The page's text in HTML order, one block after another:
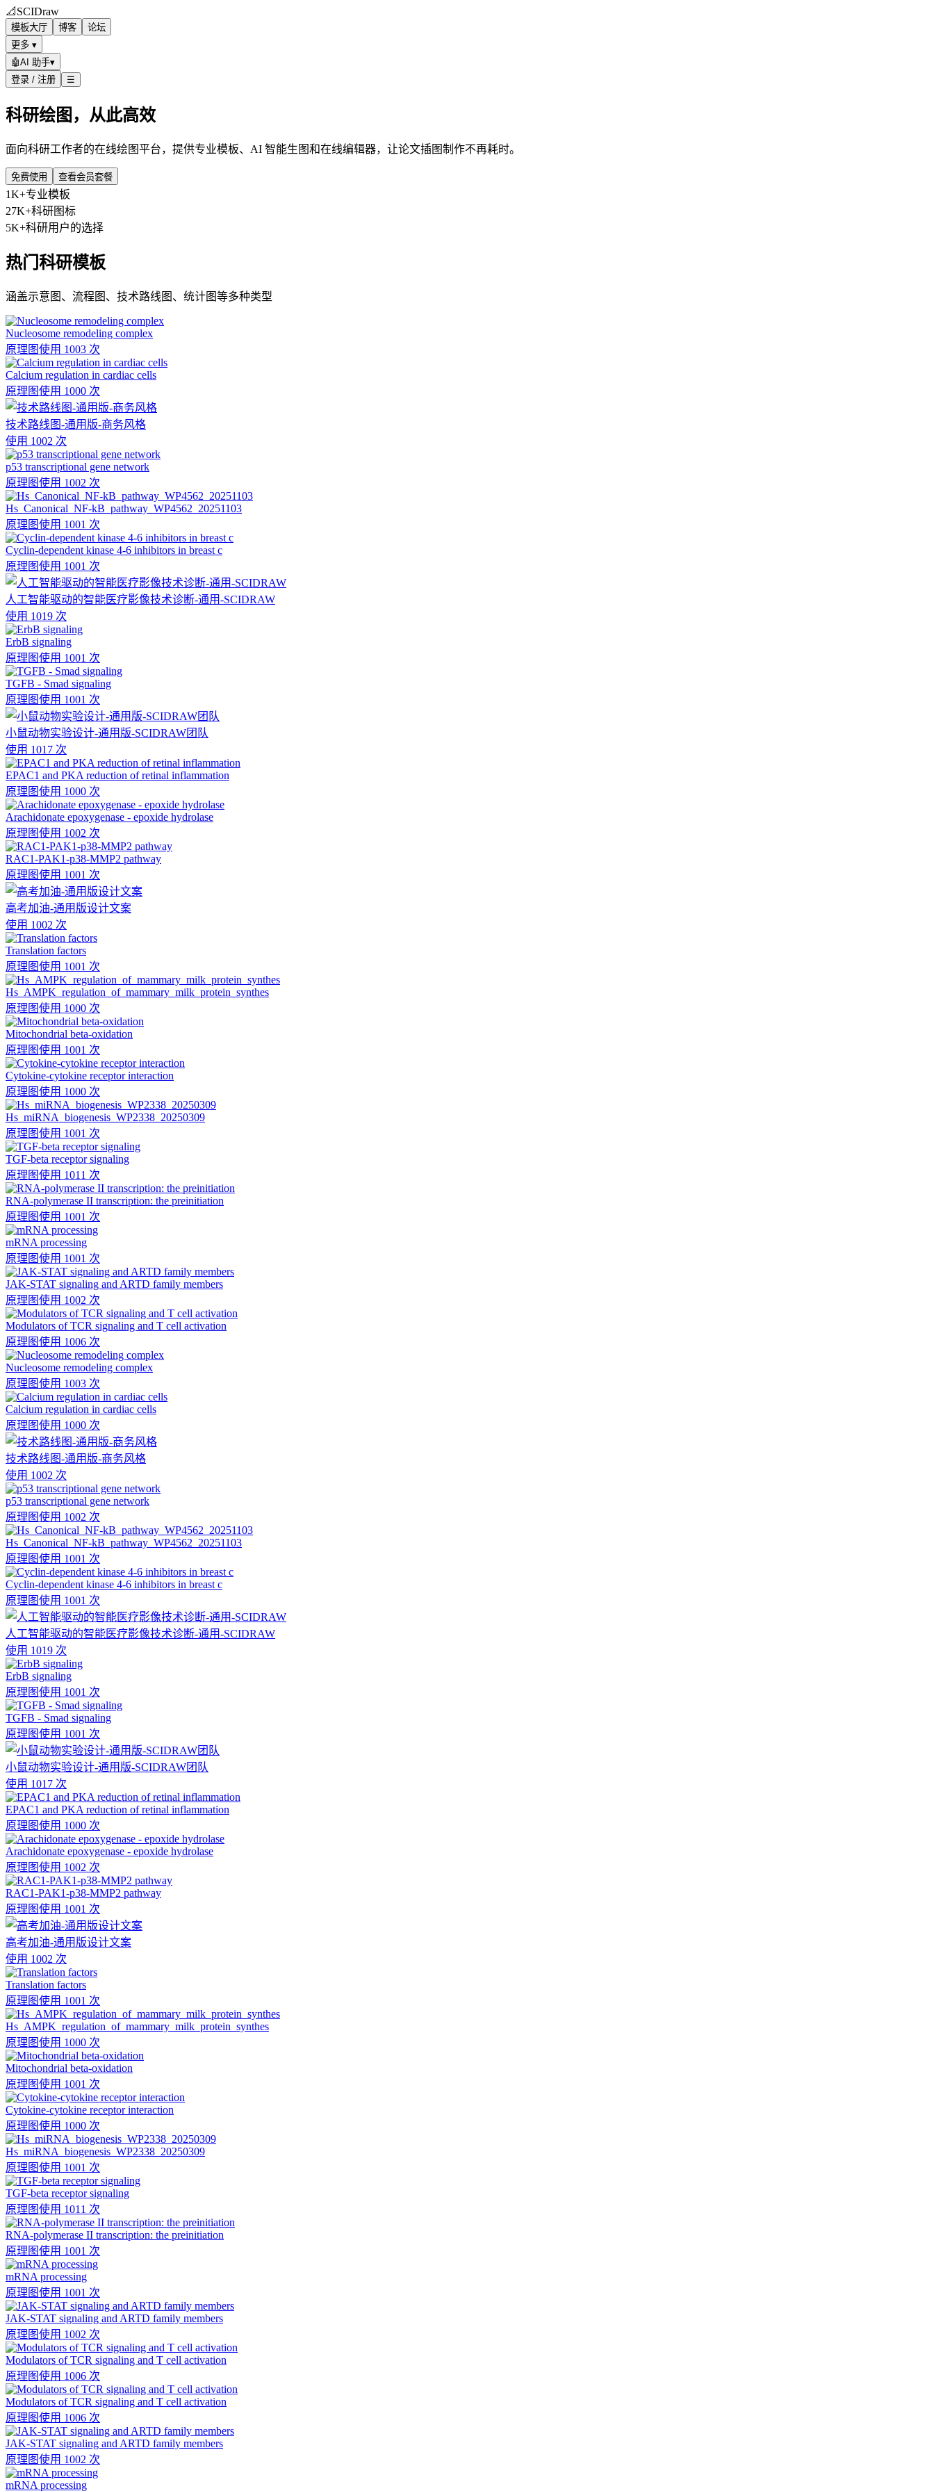
📐 SCIDraw
模板大厅 博客
论坛
更多 ▾
🤖AI 助手▾
登录 / 注册
☰
科研绘图，从此高效
面向科研工作者的在线绘图平台，提供专业模板、AI 智能生图和在线编辑器，让论文插图制作不再耗时。
免费使用 查看会员套餐
1K+专业模板
27K+科研图标
5K+科研用户的选择
热门科研模板
涵盖示意图、流程图、技术路线图、统计图等多种类型
Nucleosome remodeling complex
原理图使用 1003 次
Calcium regulation in cardiac cells
原理图使用 1000 次
技术路线图-通用版-商务风格
使用 1002 次
p53 transcriptional gene network
原理图使用 1002 次
Hs_Canonical_NF-kB_pathway_WP4562_20251103
原理图使用 1001 次
Cyclin-dependent kinase 4-6 inhibitors in breast c
原理图使用 1001 次
人工智能驱动的智能医疗影像技术诊断-通用-SCIDRAW
使用 1019 次
ErbB signaling
原理图使用 1001 次
TGFB - Smad signaling
原理图使用 1001 次
小鼠动物实验设计-通用版-SCIDRAW团队
使用 1017 次
EPAC1 and PKA reduction of retinal inflammation
原理图使用 1000 次
Arachidonate epoxygenase - epoxide hydrolase
原理图使用 1002 次
RAC1-PAK1-p38-MMP2 pathway
原理图使用 1001 次
高考加油-通用版设计文案
使用 1002 次
Translation factors
原理图使用 1001 次
Hs_AMPK_regulation_of_mammary_milk_protein_synthes
原理图使用 1000 次
Mitochondrial beta-oxidation
原理图使用 1001 次
Cytokine-cytokine receptor interaction
原理图使用 1000 次
Hs_miRNA_biogenesis_WP2338_20250309
原理图使用 1001 次
TGF-beta receptor signaling
原理图使用 1011 次
RNA-polymerase II transcription: the preinitiation
原理图使用 1001 次
mRNA processing
原理图使用 1001 次
JAK-STAT signaling and ARTD family members
原理图使用 1002 次
Modulators of TCR signaling and T cell activation
原理图使用 1006 次
Nucleosome remodeling complex
原理图使用 1003 次
Calcium regulation in cardiac cells
原理图使用 1000 次
技术路线图-通用版-商务风格
使用 1002 次
p53 transcriptional gene network
原理图使用 1002 次
Hs_Canonical_NF-kB_pathway_WP4562_20251103
原理图使用 1001 次
Cyclin-dependent kinase 4-6 inhibitors in breast c
原理图使用 1001 次
人工智能驱动的智能医疗影像技术诊断-通用-SCIDRAW
使用 1019 次
ErbB signaling
原理图使用 1001 次
TGFB - Smad signaling
原理图使用 1001 次
小鼠动物实验设计-通用版-SCIDRAW团队
使用 1017 次
EPAC1 and PKA reduction of retinal inflammation
原理图使用 1000 次
Arachidonate epoxygenase - epoxide hydrolase
原理图使用 1002 次
RAC1-PAK1-p38-MMP2 pathway
原理图使用 1001 次
高考加油-通用版设计文案
使用 1002 次
Translation factors
原理图使用 1001 次
Hs_AMPK_regulation_of_mammary_milk_protein_synthes
原理图使用 1000 次
Mitochondrial beta-oxidation
原理图使用 1001 次
Cytokine-cytokine receptor interaction
原理图使用 1000 次
Hs_miRNA_biogenesis_WP2338_20250309
原理图使用 1001 次
TGF-beta receptor signaling
原理图使用 1011 次
RNA-polymerase II transcription: the preinitiation
原理图使用 1001 次
mRNA processing
原理图使用 1001 次
JAK-STAT signaling and ARTD family members
原理图使用 1002 次
Modulators of TCR signaling and T cell activation
原理图使用 1006 次
Modulators of TCR signaling and T cell activation
原理图使用 1006 次
JAK-STAT signaling and ARTD family members
原理图使用 1002 次
mRNA processing